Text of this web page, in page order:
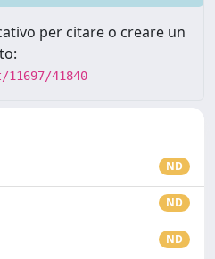
per citare o creare un
41840
ND
ND
ND